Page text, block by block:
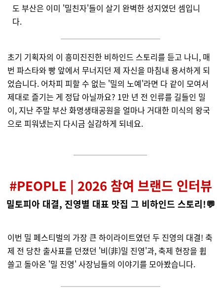
도 부산은 이미 '밀친자'들이 살기 완벽한 성지였던 셈입니
다.
초기 기획자의 이 흥미진진한 비하인드 스토리를 듣고 나니, 매
번 파스타와 빵 앞에서 무너지던 제 자신을 마침내 용서하게 되
었습니다. 어차피 피할 수 없는 '밀의 노예'라면 다 같이 모여서
제대로 즐기는 게 정답 아닐까요? 1만 년 전 인류를 길들인 밀
이, 지난 주말 부산 화명생태공원을 얼마나 거대한 미식의 왕국
으로 피워냈는지 다시금 실감하게 되네요.
#PEOPLE | 2026 참여 브랜드 인터뷰
밀토피아 대결, 진영별 대표 맛집 그 비하인드 스토리!💬
이번 밀 페스티벌의 가장 큰 하이라이트였던 두 진영의 대결! 축
제 전 당찬 출사표를 던졌던 '비(非)밀 진영'과, 축제 현장을 휩
쓸고 돌아온 '밀 진영' 사장님들의 이야기를 모아봤습니다.